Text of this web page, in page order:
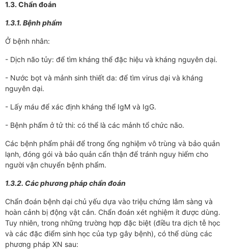
1.3. Chẩn đoán
1.3.1. Bệnh phẩm
Ở bệnh nhân:
- Dịch não tủy: để tìm kháng thể đặc hiệu và kháng nguyên dại.
- Nước bọt và mảnh sinh thiết da: để tìm virus dại và kháng
nguyên dại.
- Lấy máu để xác định kháng thể IgM và IgG.
- Bệnh phẩm ở tử thi: có thể là các mảnh tổ chức não.
Các bệnh phẩm phải để trong ống nghiệm vô trùng và bảo quản
lạnh, đóng gói và bảo quản cẩn thận để tránh nguy hiểm cho
người vận chuyển bệnh phẩm.
1.3.2. Các phương pháp chẩn đoán
Chẩn đoán bệnh dại chủ yếu dựa vào triệu chứng lâm sàng và
hoàn cảnh bị động vật cắn. Chẩn đoán xét nghiệm ít được dùng.
Tuy nhiên, trong những trường hợp đặc biệt (điều tra dịch tễ học
và các đặc điểm sinh học của typ gây bệnh), có thể dùng các
phương pháp XN sau: